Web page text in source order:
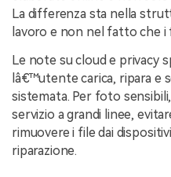
La differenza sta nella
lavoro e non nel fatto che i
Le note su cloud e privacy
lâ€™utente carica, ripara e
sistemata. Per foto
servizio a grandi linee,
rimuovere i file dai
riparazione.